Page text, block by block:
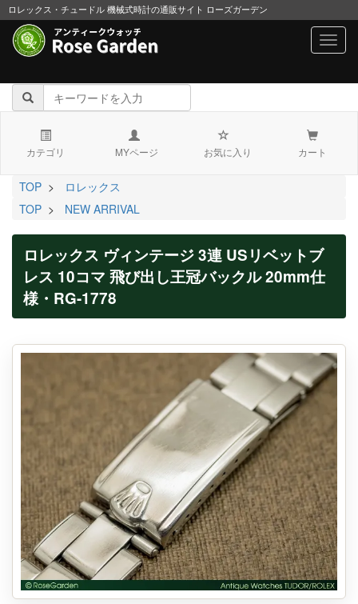
ロレックス・チュードル 機械式時計の通販サイト ローズガーデン
カテゴリ MYページ お気に入り カート
TOP >
ロレックス
TOP > NEW ARRIVAL
ロレックス ヴィンテージ 3連 USリベットブ
レス 10コマ 飛び出し王冠バックル 20mm仕
様・RG-1778